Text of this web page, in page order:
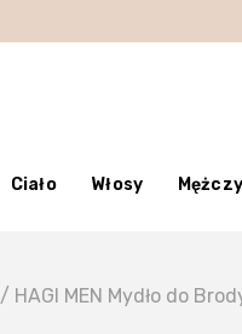
Ciało Włosy
/ HAGI MEN Mydło do